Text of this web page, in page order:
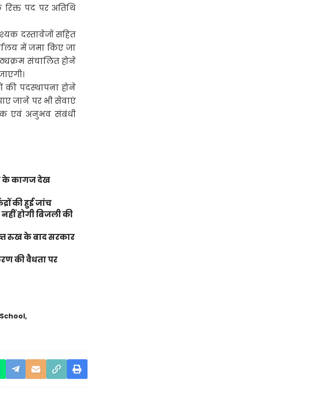
पद पर अतिथि
दस्तावेजों सहित
में जमा किए जा
संचालित होने
की पदस्थापना होने
जाने पर भी सेवाएं
एवं अनुभव संबंधी
के कागज देख
की हुई जांच
होगी बिजली की
रुख के बाद सरकार
की वैधता पर